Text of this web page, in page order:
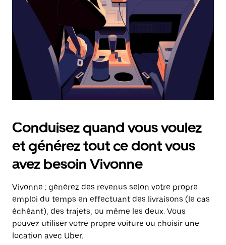
touche
pour
fermer
le
calendrier.
Conduisez quand vous voulez
et générez tout ce dont vous
avez besoin Vivonne
Vivonne : générez des revenus selon votre propre
emploi du temps en effectuant des livraisons (le cas
échéant), des trajets, ou même les deux. Vous
pouvez utiliser votre propre voiture ou choisir une
location avec Uber.